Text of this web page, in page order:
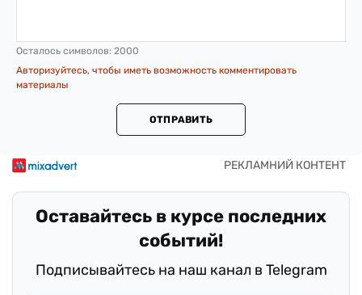
Осталось символов: 2000
Авторизуйтесь, чтобы иметь возможность комментировать
материалы
ОТПРАВИТЬ
Оставайтесь в курсе последних
событий!
Подписывайтесь на наш канал в Telegram